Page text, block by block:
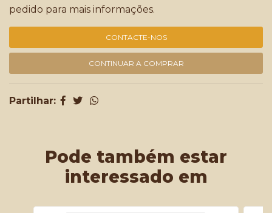
pedido para mais informações.
CONTACTE-NOS
CONTINUAR A COMPRAR
Partilhar:
Pode também estar
interessado em